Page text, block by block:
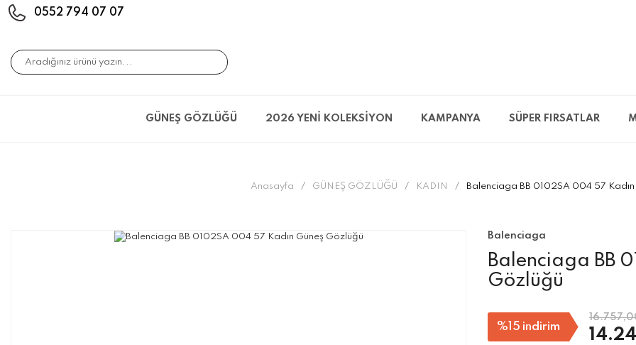
0552 794 07 07
GÜNEŞ GÖZLÜĞÜ 2026 YENİ KOLEKSİYON KAMPANYA SÜPER FIRSATLAR
Anasayfa GÜNEŞ GÖZLÜĞÜ KADIN Balenciaga BB 0102SA 004 57 Kadın
Balenciaga
Balenciaga BB
Gözlüğü
%15 indirim